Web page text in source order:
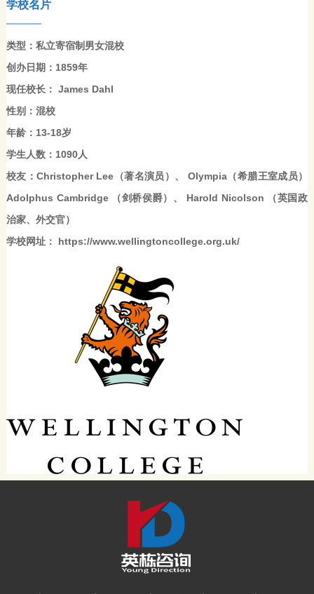
学校名片
类型：私立寄宿制男女混校
创办日期：1859年
现任校长： James Dahl
性别：混校
年龄：13-18岁
学生人数：1090人
校友：Christopher Lee（著名演员）、 Olympia（希腊王室成员）
Adolphus Cambridge （剑桥侯爵）、 Harold Nicolson （英国政
治家、外交官）
学校网址： https://www.wellingtoncollege.org.uk/